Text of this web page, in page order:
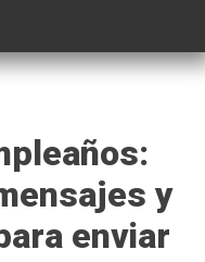
y
enviar